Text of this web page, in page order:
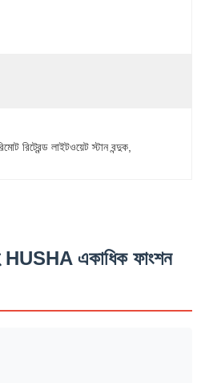
রিট্রেন্ড লাইটওয়েট স্টান বন্দুক
HUSHA একাধিক ফাংশন